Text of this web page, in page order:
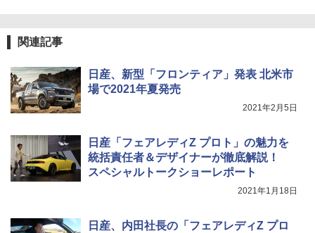
関連記事
日産、新型「フロンティア」発表 北米市
場で2021年夏発売
2021年2月5日
日産「フェアレディZ プロト」の魅力を
統括責任者＆デザイナーが徹底解説！
スペシャルトークショーレポート
2021年1月18日
日産、内田社長の「フェアレディZ プロ